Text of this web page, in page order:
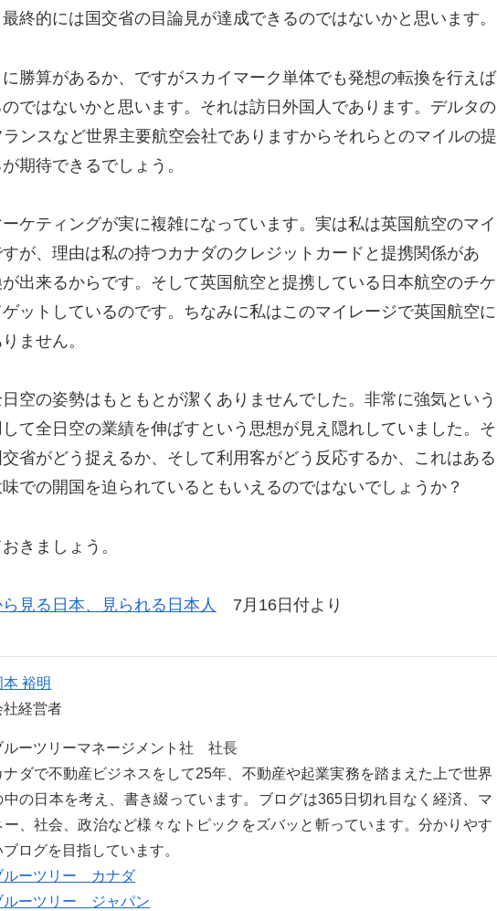
終的には国交省の目論見が達成できるのではないかと思います。
勝算があるか、ですがスカイマーク単体でも発想の転換を行えば
ではないかと思います。それは訪日外国人であります。デルタの
ンスなど世界主要航空会社でありますからそれらとのマイルの提
期待できるでしょう。
ケティングが実に複雑になっています。実は私は英国航空のマイ
が、理由は私の持つカナダのクレジットカードと提携関係があ
出来るからです。そして英国航空と提携している日本航空のチケ
ットしているのです。ちなみに私はこのマイレージで英国航空に
ません。
空の姿勢はもともとが潔くありませんでした。非常に強気という
て全日空の業績を伸ばすという思想が見え隠れしていました。そ
省がどう捉えるか、そして利用客がどう反応するか、これはある
での開国を迫られているともいえるのではないでしょうか？
きましょう。
見る日本、見られる日本人 7月16日付より
本 裕明
社経営者
ルーツリーマネージメント社 社長
ナダで不動産ビジネスをして25年、不動産や起業実務を踏まえた上で世界
中の日本を考え、書き綴っています。ブログは365日切れ目なく経済、マ
ー、社会、政治など様々なトピックをズバッと斬っています。分かりやす
ブログを目指しています。
ルーツリー カナダ
ルーツリー ジャパン